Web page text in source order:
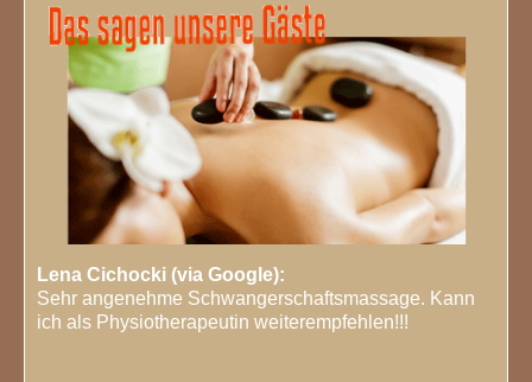
Lena Cichocki (via Google):
Sehr angenehme Schwangerschaftsmassage. Kann
ich als Physiotherapeutin weiterempfehlen!!!